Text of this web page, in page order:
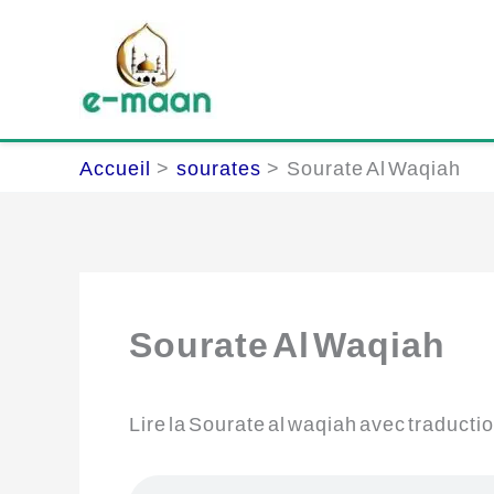
Accueil sourates Sourate Al Waqiah
Sourate Al Waqiah
Lire la Sourate al waqiah avec